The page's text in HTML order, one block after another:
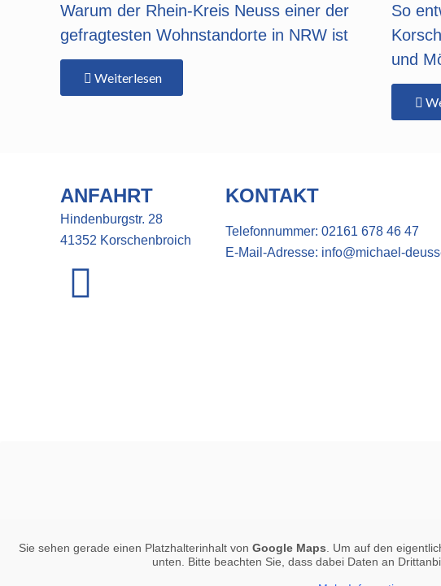
Warum der Rhein-Kreis Neuss einer der
gefragtesten Wohnstandorte in NRW ist
Weiterlesen
So
und
ANFAHRT
Hindenburgstr. 28
41352 Korschenbroich
KONTAKT
Telefonnummer:02161 678 46 47
E-Mail-Adresse: info@michael-
Sie sehen gerade einen Platzhalterinhalt vonGoogle Maps. Um auf den
unten. Bitte beachten Sie, dass dabei Daten an